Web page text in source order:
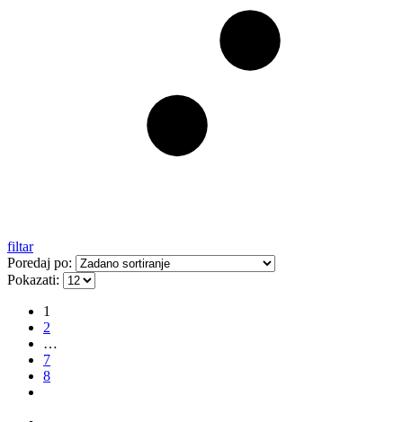
filtar
Poredaj po:
Pokazati:
1
2
…
7
8